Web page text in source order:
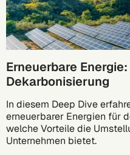
Erneuerbare
Dekarbonisierung
In diesem Deep Dive
erneuerbarer Energien für
welche Vorteile die
Unternehmen bietet.